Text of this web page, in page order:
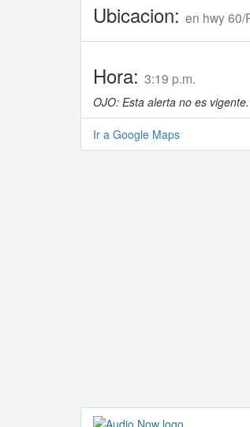
Ubicacion: en hwy 60/
Hora: 3:19 p.m.
OJO: Esta alerta no es
Ir a Google Maps